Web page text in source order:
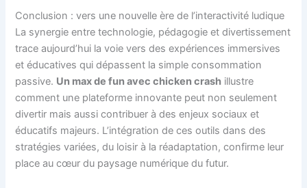
Conclusion : vers une nouvelle ère de l’interactivité ludique
La synergie entre technologie, pédagogie et divertissement
trace aujourd’hui la voie vers des expériences immersives
et éducatives qui dépassent la simple consommation
passive. Un max de fun avec chicken crash illustre
comment une plateforme innovante peut non seulement
divertir mais aussi contribuer à des enjeux sociaux et
éducatifs majeurs. L’intégration de ces outils dans des
stratégies variées, du loisir à la réadaptation, confirme leur
place au cœur du paysage numérique du futur.